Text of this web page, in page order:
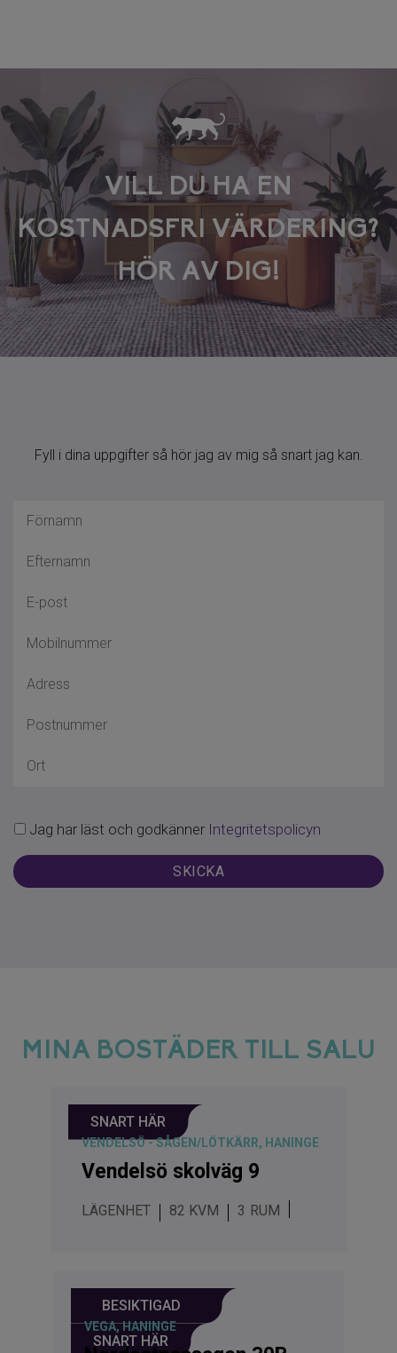
VILL DU HA EN
KOSTNADSFRI VÄRDERING?
HÖR AV DIG!
Fyll i dina uppgifter så hör jag av mig så snart jag kan.
Jag har läst och godkänner Integritetspolicyn
SKICKA
MINA BOSTÄDER TILL SALU
SNART HÄR
Vendelsö skolväg 9
VENDELSÖ - SÅGEN/LÖTKÄRR, HANINGE
3
82 KVM
LÄGENHET
BESIKTIGAD
SNART HÄR
VEGA, HANINGE